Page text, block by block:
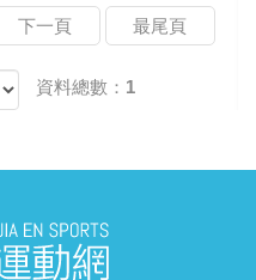
下一頁 最尾頁
資料總數：1